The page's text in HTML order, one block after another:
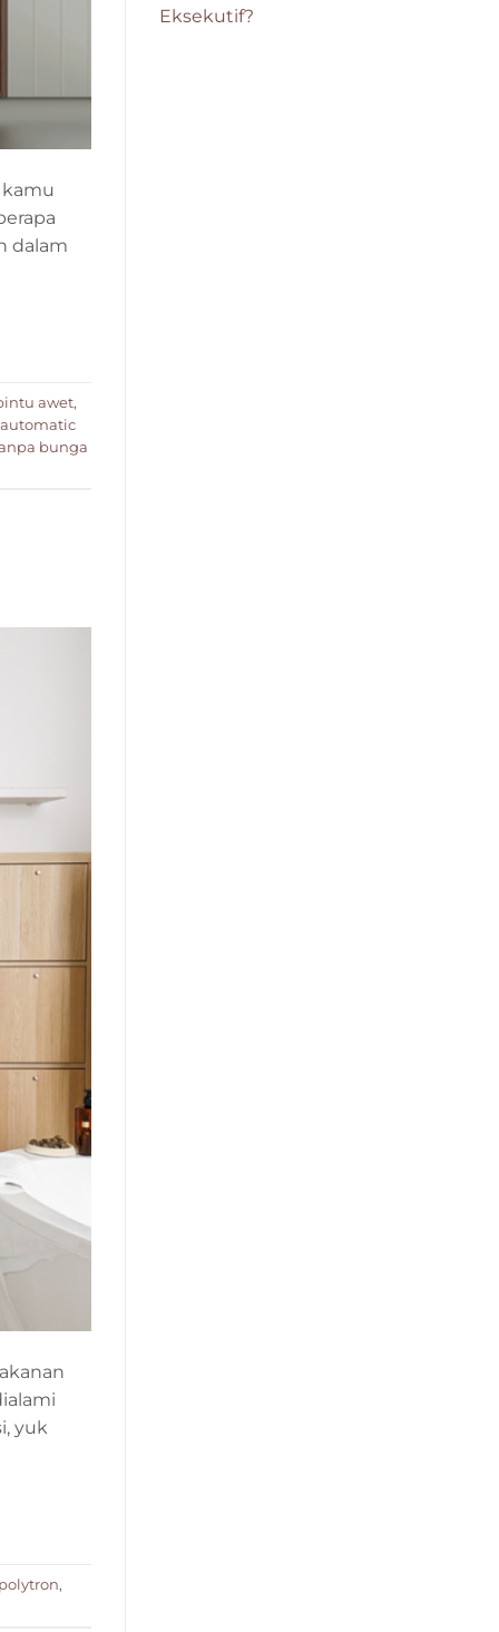
dalam
awet,
bunga
yuk
,
Eksekutif?